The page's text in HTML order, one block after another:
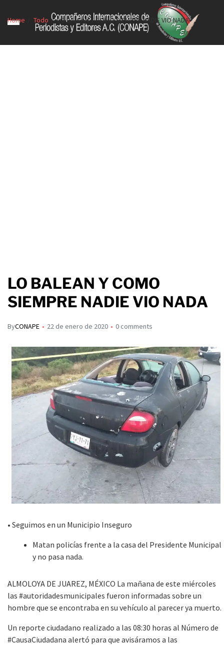
Home Todo LO BALEAN Y COMO SIEMPRE NADIE VIO NADA
LO BALEAN Y COMO
SIEMPRE NADIE VIO NADA
ByCONAPE 22 de enero de 2020 0 comments
• Seguimos en un Municipio Inseguro
Matan policías frente a la casa del Presidente Municipal
y no pasa nada.
ALMOLOYA DE JUAREZ, MÉXICO La mañana de este miércoles
las #autoridadesmunicipales fueron informadas sobre un
hombre que se encontraba en su vehículo al parecer ya muerto.
Un reporte ciudadano realizado a las 08:30 horas al Número de
#CausaCiudadana alertó para que avisáramos a las